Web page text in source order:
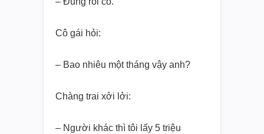
Cô gái hỏi:
– Bao nhiêu một tháng vậy anh?
Chàng trai xởi lởi:
– Người khác thì tôi lấy 5 triệu